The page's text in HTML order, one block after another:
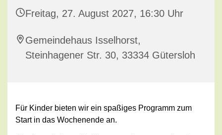
Freitag, 27. August 2027, 16:30 Uhr
Gemeindehaus Isselhorst,
Steinhagener Str. 30, 33334 Gütersloh
Für Kinder bieten wir ein spaßiges Programm zum
Start in das Wochenende an.